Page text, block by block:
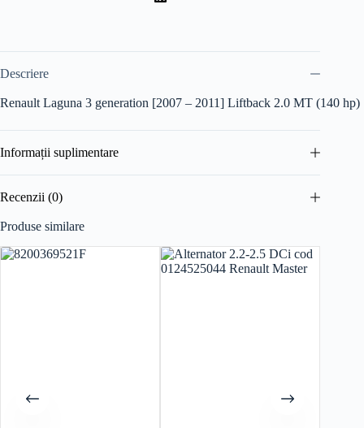
Descriere
Renault Laguna 3 generation [2007 – 2011] Liftback 2.0 MT (140 hp)
Informații suplimentare
Recenzii (0)
Produse similare